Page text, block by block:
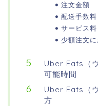
注文金額
配送手数料
サービス料
少額注文
Uber Eats（
可能時間
Uber Eats（
方